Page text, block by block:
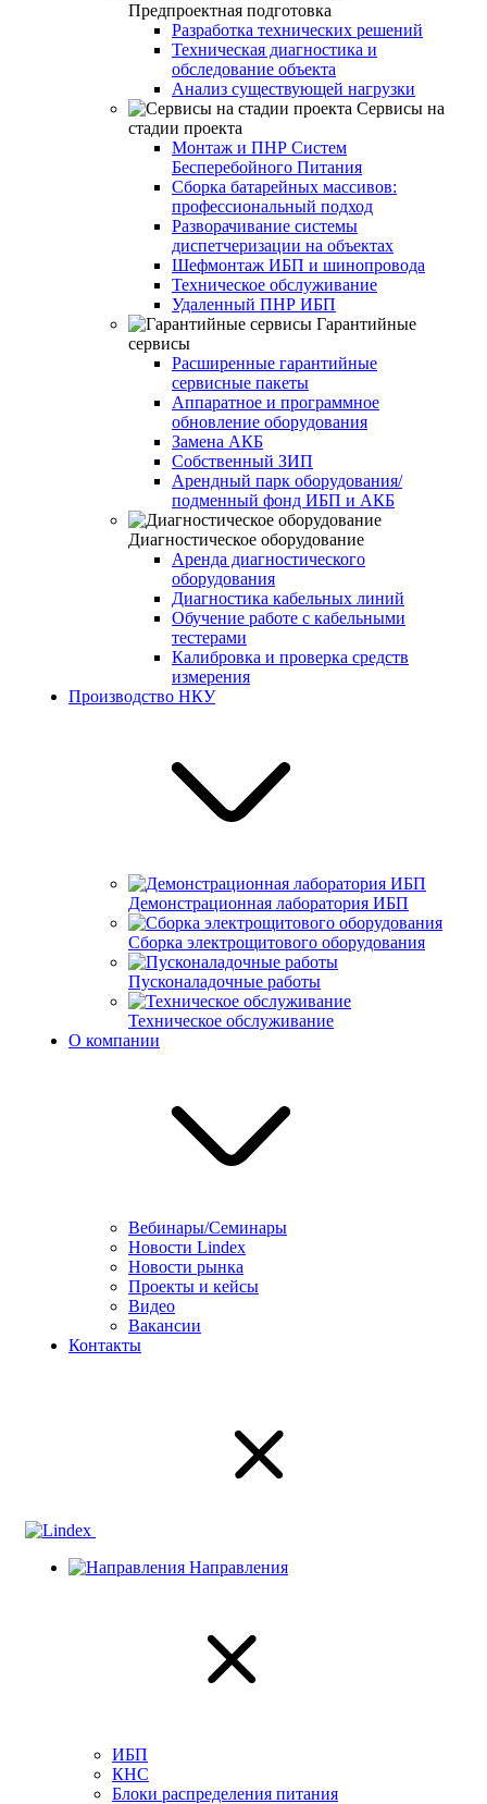
Предпроектная подготовка
Разработка технических решений
Техническая диагностика и
обследование объекта
Анализ существующей нагрузки
Сервисы на
стадии проекта
Монтаж и ПНР Систем
Бесперебойного Питания
Сборка батарейных массивов:
профессиональный подход
Разворачивание системы
диспетчеризации на объектах
Шефмонтаж ИБП и шинопровода
Техническое обслуживание
Удаленный ПНР ИБП
Гарантийные
сервисы
Расширенные гарантийные
сервисные пакеты
Аппаратное и программное
обновление оборудования
Замена АКБ
Собственный ЗИП
Арендный парк оборудования/
подменный фонд ИБП и АКБ
Диагностическое оборудование
Аренда диагностического
оборудования
Диагностика кабельных линий
Обучение работе с кабельными
тестерами
Калибровка и проверка средств
измерения
Производство НКУ
Демонстрационная лаборатория ИБП
Сборка электрощитового оборудования
Пусконаладочные работы
Техническое обслуживание
О компании
Вебинары/Семинары
Новости Lindex
Новости рынка
Проекты и кейсы
Видео
Вакансии
Контакты
Направления
ИБП
КНС
Блоки распределения питания